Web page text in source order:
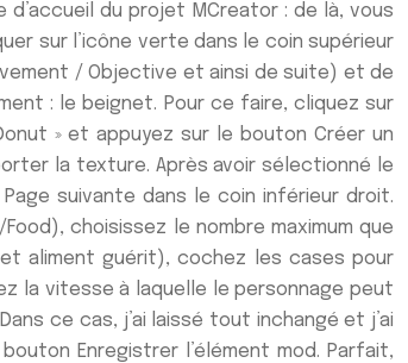
du projet MCreator : de là, vous
sur l’icône verte dans le coin supérieur
/ Objective et ainsi de suite) et de
: le beignet. Pour ce faire, cliquez sur
» et appuyez sur le bouton Créer un
la texture. Après avoir sélectionné le
suivante dans le coin inférieur droit.
choisissez le nombre maximum que
aliment guérit), cochez les cases pour
la vitesse à laquelle le personnage peut
ce cas, j’ai laissé tout inchangé et j’ai
Enregistrer l’élément mod. Parfait,